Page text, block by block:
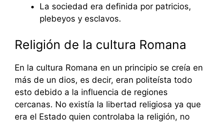
La sociedad era definida por patricios,
plebeyos y esclavos.
Religión de la cultura Romana
En la cultura Romana en un principio se creía en
más de un dios, es decir, eran politeísta todo
esto debido a la influencia de regiones
cercanas. No existía la libertad religiosa ya que
era el Estado quien controlaba la religión, no